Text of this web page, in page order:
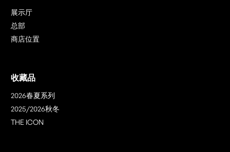
展示厅
总部
商店位置
收藏品
2026春夏系列
2025/2026秋冬
THE ICON